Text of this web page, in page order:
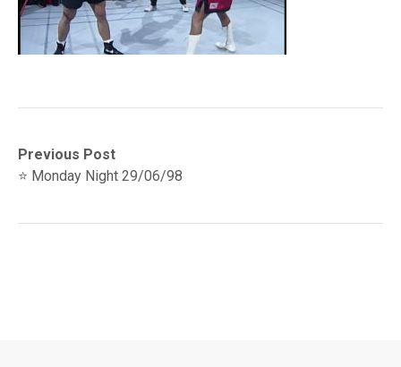
Navegación
de
Previous Post
Previous
post:⭐️ Monday Night 29/06/98